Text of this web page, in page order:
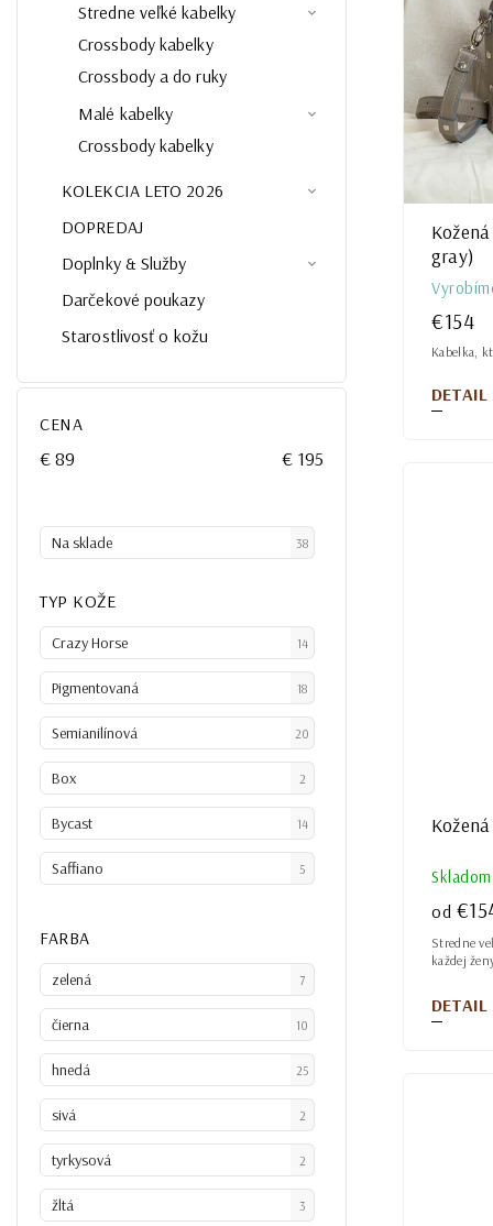
Stredne veľké kabelky
Crossbody kabelky
Crossbody a do ruky
Malé kabelky
Crossbody kabelky
KOLEKCIA LETO 2026
DOPREDAJ
Doplnky & Služby
Darčekové poukazy
Starostlivosť o kožu
CENA
€89 € 195
Na sklade 38
TYP KOŽE
Crazy Horse 14
Pigmentovaná 18
Semianilínová 20
Box 2
Bycast 14
Saffiano 5
FARBA
zelená 7
čierna 10
hnedá 25
sivá 2
tyrkysová 2
žltá 3
gray)
€154
DETAIL
Kabelka,
Skladom
od
DETAIL
Stredne
každej